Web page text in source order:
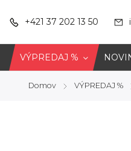
+421 37 202 13 50
VÝPREDAJ %
Domov / VÝPREDAJ % /